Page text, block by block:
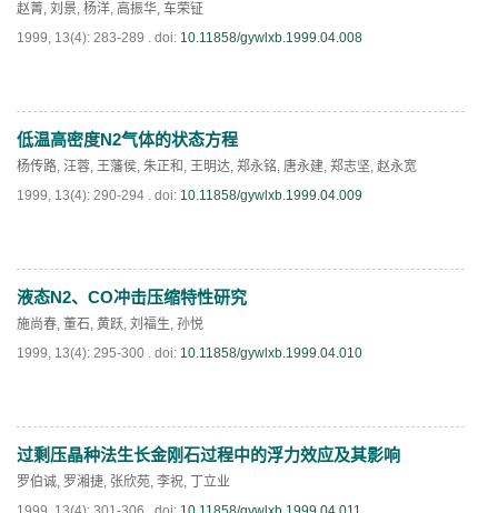
赵菁, 刘景, 杨洋, 高振华, 车荣钲
1999, 13(4): 283-289 . doi: 10.11858/gywlxb.1999.04.008
PDF(783
低温高密度N2气体的状态方程
杨传路, 汪蓉, 王藩侯, 朱正和 , 王明达, 郑永铭, 唐永建, 郑志坚, 赵永宽
1999, 13(4): 290-294 . doi: 10.11858/gywlxb.1999.04.009
PDF(662)
液态N2、CO冲击压缩特性研究
施尚春, 董石, 黄跃, 刘福生, 孙悦
1999, 13(4): 295-300 . doi: 10.11858/gywlxb.1999.04.010
PDF(846)
过剩压晶种法生长金刚石过程中的浮力效应及其影响
罗伯诚, 罗湘捷, 张欣苑, 李祝,
丁立业